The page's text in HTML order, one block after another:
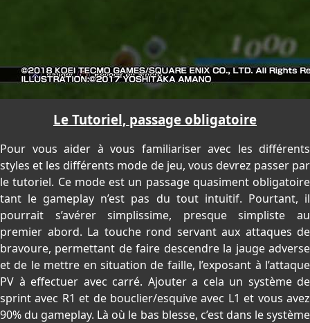
Le Tutoriel, passage obligatoire
Pour vous aider à vous familiariser avec les différents
styles et les différents mode de jeu, vous devrez passer par
le tutoriel. Ce mode est un passage quasiment obligatoire
tant le gameplay n’est pas du tout intuitif. Pourtant, il
pourrait s’avérer simplissime, presque simpliste au
premier abord. La touche rond servant aux attaques de
bravoure, permettant de faire descendre la jauge adverse
et de le mettre en situation de faille, l’exposant à l’attaque
PV à effectuer avec carré. Ajouter a cela un système de
sprint avec R1 et de bouclier/esquive avec L1 et vous avez
90% du gameplay. Là où le bas blesse, c’est dans le système